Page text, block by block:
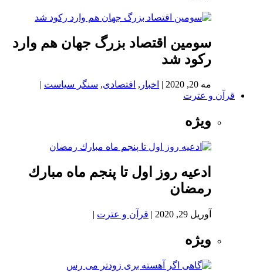
سومین اقتصاد بزرگ جهان هم وارد
رکود شد
مه 20, 2020 | اخبار , اقتصادی, سنگر سیاست |
قرآن و عترت
ویژه
ادعيه روز اول تا پنجم ماه مبارك
رمضان
آوریل 29, 2020 | قرآن و عترت |
ویژه